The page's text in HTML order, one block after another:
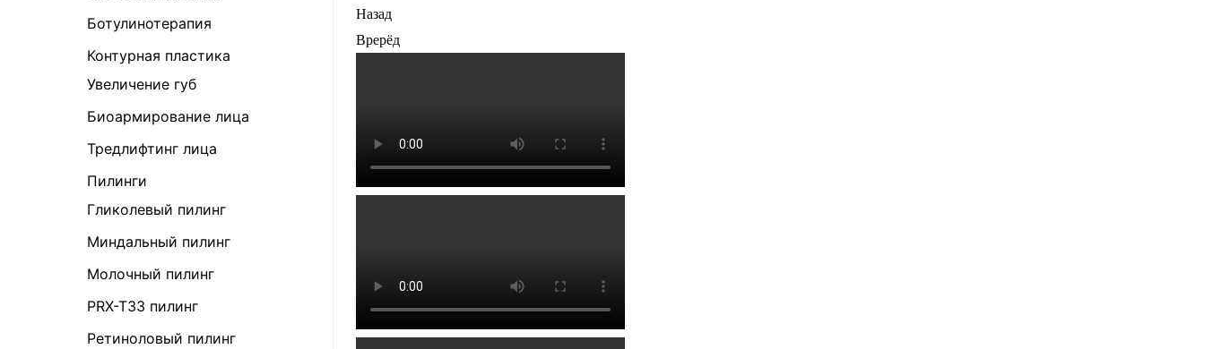
Ботулинотерапия
Контурная пластика
Увеличение губ
Биоармирование лица
Тредлифтинг лица
Пилинги
Гликолевый пилинг
Миндальный пилинг
Молочный пилинг
PRX-T33 пилинг
Ретиноловый пилинг
Назад
Врерёд